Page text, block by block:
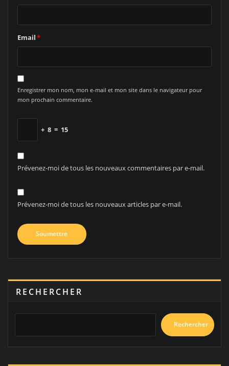
Email*
Enregistrer mon nom, mon e-mail et mon site dans le navigateur pour
mon prochain commentaire.
+ 8 = 15
Prévenez-moi de tous les nouveaux commentaires par e-mail.
Prévenez-moi de tous les nouveaux articles par e-mail.
RECHERCHER
Rechercher